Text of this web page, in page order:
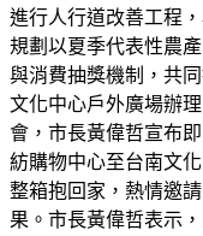
進行人行道改善工程
規劃以夏季代表性農
與消費抽獎機制，共
文化中心戶外廣場辦
會，市長黃偉哲宣布
紡購物中心至台南文
整箱抱回家，熱情邀
果。市長黃偉哲表示